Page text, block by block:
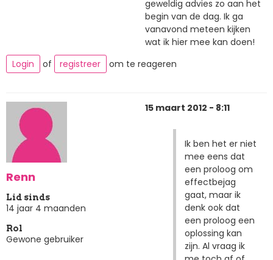
geweldig advies zo aan het
begin van de dag. Ik ga
vanavond meteen kijken
wat ik hier mee kan doen!
Login
of registreer om te reageren
Renn
Lid sinds
14 jaar 4 maanden
Rol
Gewone gebruiker
15 maart 2012 - 8:11
Ik ben het er niet
mee eens dat
een proloog om
effectbejag
gaat, maar ik
denk ook dat
een proloog een
oplossing kan
zijn. Al vraag ik